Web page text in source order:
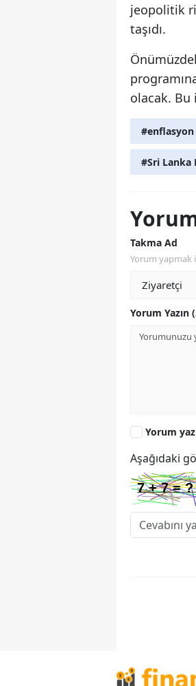
jeopolitik
taşıdı.
olacak. Bu
#enflasyon
#Sri Lanka
Takma Ad
Yorum yapmak
Yorum Yazın
Yorum
Aşağıdaki